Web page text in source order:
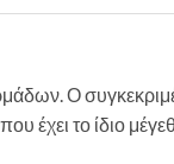
Ο
έχει το ίδιο